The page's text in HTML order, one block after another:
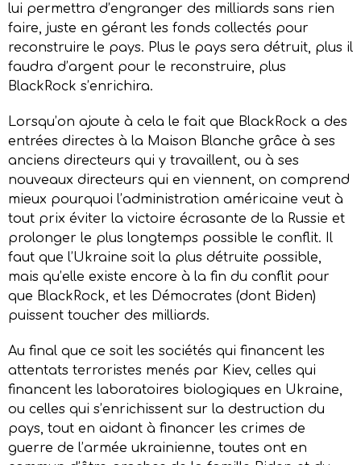
lui permettra d’engranger des milliards sans rien
faire, juste en gérant les fonds collectés pour
reconstruire le pays. Plus le pays sera détruit, plus il
faudra d’argent pour le reconstruire, plus
BlackRock s’enrichira.
Lorsqu’on ajoute à cela le fait que BlackRock a des
entrées directes à la Maison Blanche grâce à ses
anciens directeurs qui y travaillent, ou à ses
nouveaux directeurs qui en viennent, on comprend
mieux pourquoi l’administration américaine veut à
tout prix éviter la victoire écrasante de la Russie et
prolonger le plus longtemps possible le conflit. Il
faut que l’Ukraine soit la plus détruite possible,
mais qu’elle existe encore à la fin du conflit pour
que BlackRock, et les Démocrates (dont Biden)
puissent toucher des milliards.
Au final que ce soit les sociétés qui financent les
attentats terroristes menés par Kiev, celles qui
financent les laboratoires biologiques en Ukraine,
ou celles qui s’enrichissent sur la destruction du
pays, tout en aidant à financer les crimes de
guerre de l’armée ukrainienne, toutes ont en